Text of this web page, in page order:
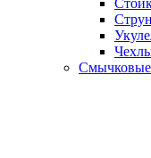
Смычковые